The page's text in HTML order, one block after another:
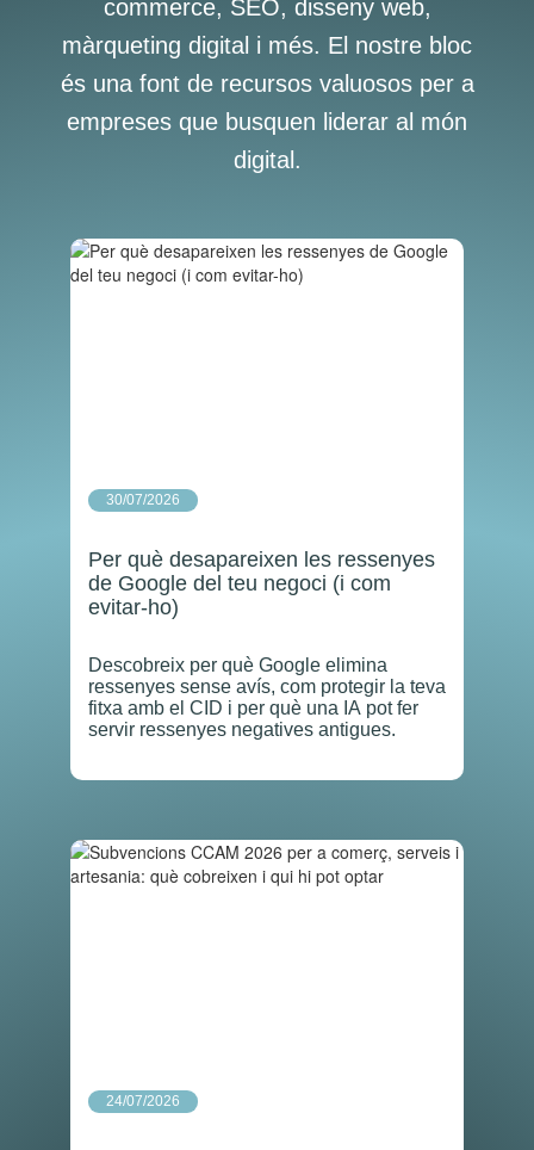
commerce, SEO, disseny web,
màrqueting digital i més. El nostre bloc
és una font de recursos valuosos per a
empreses que busquen liderar al món
digital.
Per què desapareixen les ressenyes
de Google del teu negoci (i com
evitar-ho)
30/07/2026
Descobreix per què Google elimina
ressenyes sense avís, com protegir la teva
fitxa amb el CID i per què una IA pot fer
servir ressenyes negatives antigues.
24/07/2026